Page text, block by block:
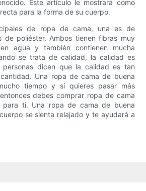
Este artículo le mostrará cómo
para la forma de su cuerpo.
de ropa de cama, una es de
poliéster. Ambos tienen fibras muy
agua y también contienen mucha
se trata de calidad, la calidad es
personas dicen que la calidad es tan
Una ropa de cama de buena
tiempo y si quieres pasar más
debes comprar ropa de cama
ti. Una ropa de cama de buena
se sienta relajado y te ayudará a